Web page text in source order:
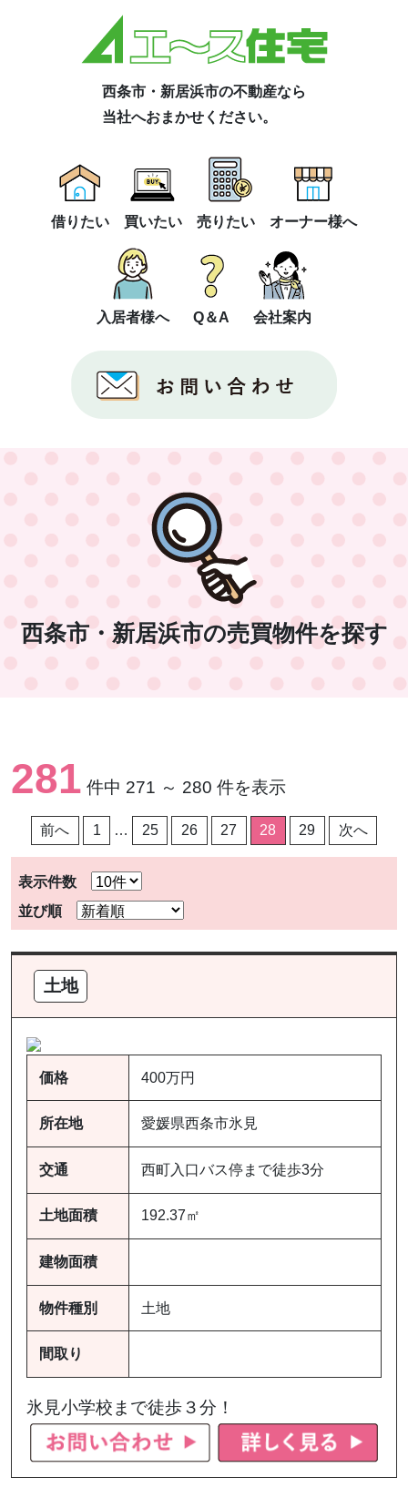
西条市・新居浜市の不動産なら
当社へおまかせください。
借りたい 買いたい 売りたい オーナー様へ
入居者様へ Q＆A 会社案内
西条市・新居浜市の売買物件を探す
281 件中 271 ～ 280 件を表示
投
稿
ー
り
前へ 1 … 25 26 27 28 29 次へ
表示件数
並び順
土地
価格 400万円
所在地 愛媛県西条市氷見
交通 西町入口バス停まで徒歩3分
土地面積 192.37㎡
建物面積
物件種別 土地
間取り
氷見小学校まで徒歩３分！